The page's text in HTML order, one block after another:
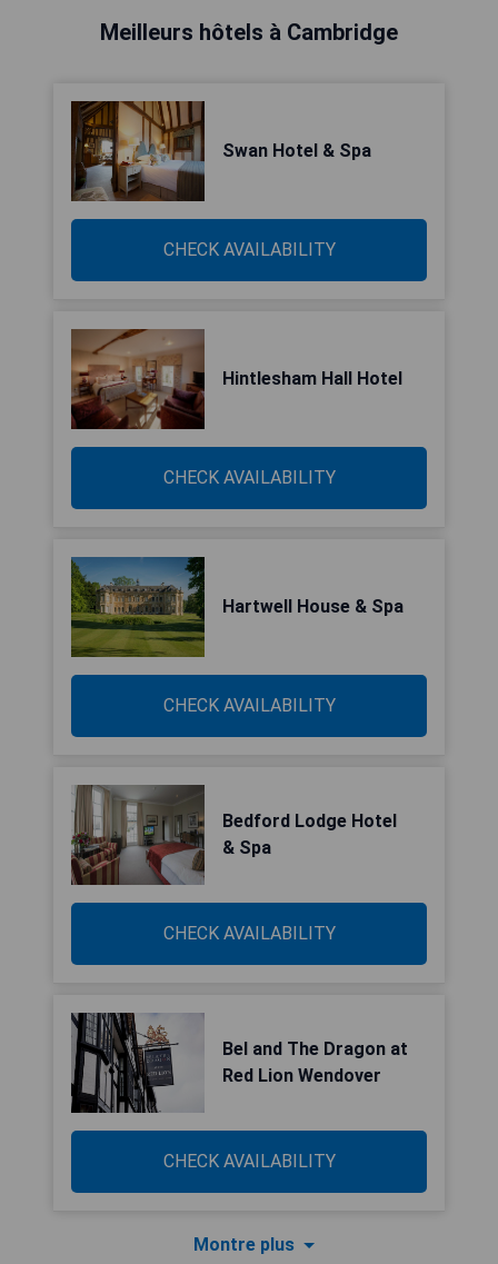
Meilleurs hôtels à Cambridge
Swan Hotel & Spa
CHECK AVAILABILITY
Hintlesham Hall Hotel
CHECK AVAILABILITY
Hartwell House & Spa
CHECK AVAILABILITY
Bedford Lodge Hotel
& Spa
CHECK AVAILABILITY
Bel and The Dragon at
Red Lion Wendover
CHECK AVAILABILITY
Montre plus